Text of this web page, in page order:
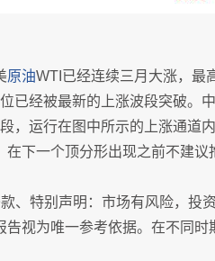
原油WTI已经连续三月大涨，最
已经被最新的上涨波段突破。
，运行在图中所示的上涨通道
在下一个顶分形出现之前不建议
、特别声明：市场有风险，投
告视为唯一参考依据。在不同时